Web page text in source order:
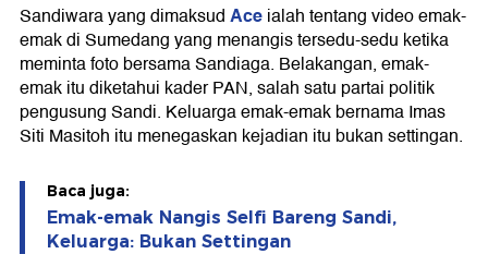
Sandiwara yang dimaksudAceialah tentang video emak-
emak di Sumedang yang menangis tersedu-sedu ketika
meminta foto bersama Sandiaga. Belakangan, emak-
emak itu diketahui kader PAN, salah satu partai politik
pengusung Sandi. Keluarga emak-emak bernama Imas
Siti Masitoh itu menegaskan kejadian itu bukan settingan.
Baca juga:
Emak-emak Nangis Selfi Bareng Sandi,
Keluarga: Bukan Settingan